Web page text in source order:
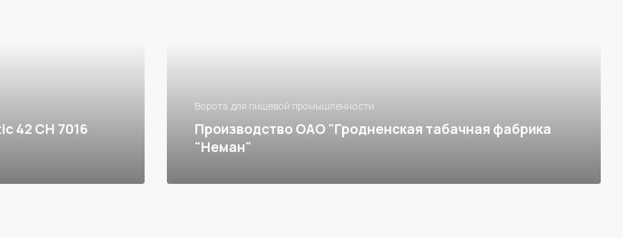
42 CH 7016
Ворота для пищевой промышленности
Производство ОАО "Гродненская табачная фабрика
"Неман"